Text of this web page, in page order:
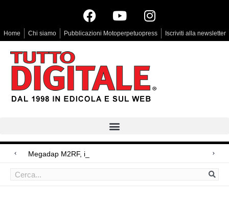
Home Chi siamo Pubblicazioni Motoperpetuopress Iscriviti alla newsletter
Megadap M2RF, il primo adattatore aut
Arri Rental, evoluzioni in arrivo